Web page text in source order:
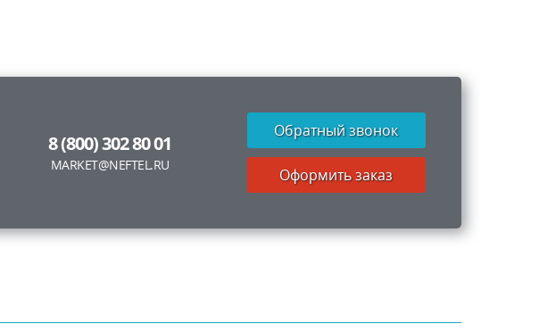
8 (800) 302 80 01
MARKET@NEFTEL.RU
Обратный звонок
Оформить заказ